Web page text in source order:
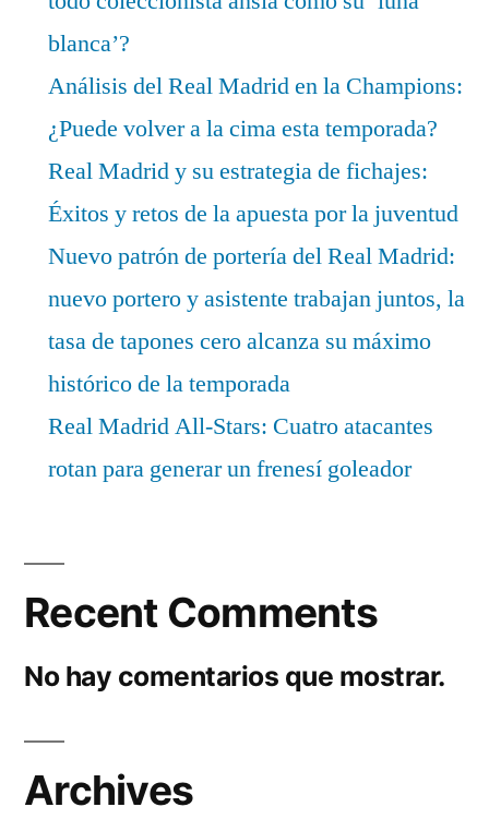
blanca’?
Análisis del Real Madrid en la Champions:
¿Puede volver a la cima esta temporada?
Real Madrid y su estrategia de fichajes:
Éxitos y retos de la apuesta por la juventud
Nuevo patrón de portería del Real Madrid:
nuevo portero y asistente trabajan juntos, la
tasa de tapones cero alcanza su máximo
histórico de la temporada
Real Madrid All-Stars: Cuatro atacantes
rotan para generar un frenesí goleador
Recent Comments
No hay comentarios que mostrar.
Archives